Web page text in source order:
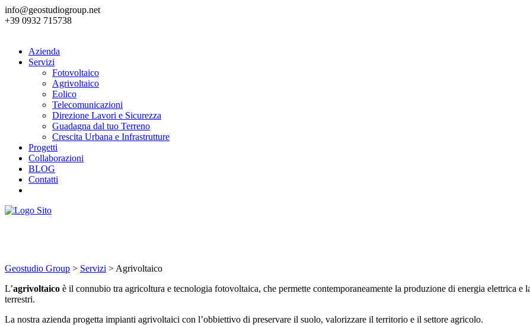
info@geostudiogroup.net
+39 0932 715738
Azienda
Servizi
Fotovoltaico
Agrivoltaico
Eolico
Telecomunicazioni
Direzione Lavori e Sicurezza
Guadagna dal tuo Terreno
Crescita Urbana e Infrastrutture
Progetti
Collaborazioni
BLOG
Contatti
Geostudio Group > Servizi > Agrivoltaico
L’agrivoltaico è il connubio tra agricoltura e tecnologia fotovoltaica, che permette contemporaneamente la produzione di energia elettrica
terrestri.
La nostra azienda progetta impianti agrivoltaici con l’obbiettivo di preservare il suolo, valorizzare il territorio e il settore agricolo.